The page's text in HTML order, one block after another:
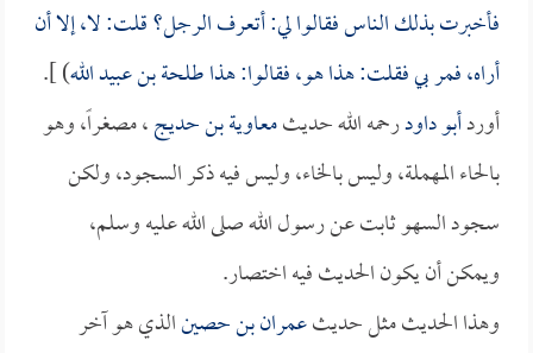
فأخبرت بذلك الناس فقالوا لي: أتعرف الرجل؟ قلت: لا، إلا أن
أراه، فمر بي فقلت: هذا هو، فقالوا: هذاطلحة بن عبيد الله) ].
أوردأبو داودرحمه الله حديثمعاوية بن حديج، مصغراً، وهو
بالحاء المهملة، وليس بالخاء، وليس فيه ذكر السجود، ولكن
سجود السهو ثابت عن رسول الله صلى الله عليه وسلم،
ويمكن أن يكون الحديث فيه اختصار.
وهذا الحديث مثل حديثعمران بن حصينالذي هو آخر